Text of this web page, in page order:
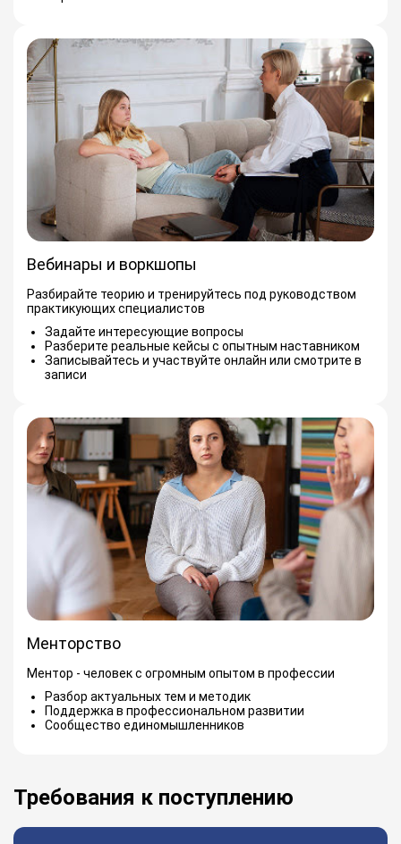
Вебинары и воркшопы
Разбирайте теорию и тренируйтесь под руководством
практикующих специалистов
Задайте интересующие вопросы
Разберите реальные кейсы с опытным наставником
Записывайтесь и участвуйте онлайн или смотрите в
записи
Менторство
Ментор - человек с огромным опытом в профессии
Разбор актуальных тем и методик
Поддержка в профессиональном развитии
Сообщество единомышленников
Требования к поступлению